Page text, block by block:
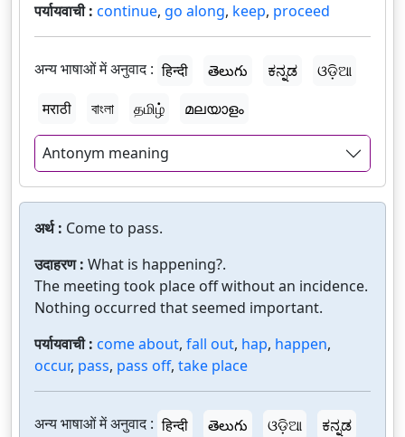
पर्यायवाची : continue, go along, keep, proceed
अन्य भाषाओं में अनुवाद : हिन्दी తెలుగు ಕನ್ನಡ
ଓଡ଼ିଆ
मराठी
বাংলা தமிழ் മലയാളം
Antonym meaning
अर्थ : Come to pass.
उदाहरण : What is happening?.
The meeting took place off without an incidence.
Nothing occurred that seemed important.
पर्यायवाची : come about, fall out, hap, happen,
occur, pass, pass off, take place
अन्य भाषाओं में अनुवाद : हिन्दी తెలుగు ଓଡ଼ିଆ
ಕನ್ನಡ